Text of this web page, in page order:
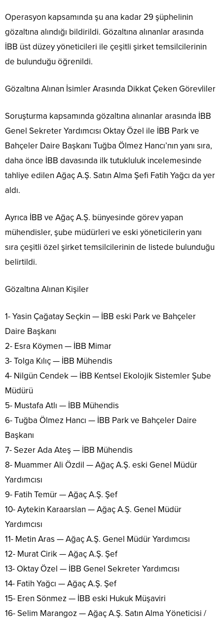
Operasyon kapsamında şu ana kadar 29 şüphelinin
gözaltına alındığı bildirildi. Gözaltına alınanlar arasında
İBB üst düzey yöneticileri ile çeşitli şirket temsilcilerinin
de bulunduğu öğrenildi.
Gözaltına Alınan İsimler Arasında Dikkat Çeken Görevliler
Soruşturma kapsamında gözaltına alınanlar arasında İBB
Genel Sekreter Yardımcısı Oktay Özel ile İBB Park ve
Bahçeler Daire Başkanı Tuğba Ölmez Hancı’nın yanı sıra,
daha önce İBB davasında ilk tutukluluk incelemesinde
tahliye edilen Ağaç A.Ş. Satın Alma Şefi Fatih Yağcı da yer
aldı.
Ayrıca İBB ve Ağaç A.Ş. bünyesinde görev yapan
mühendisler, şube müdürleri ve eski yöneticilerin yanı
sıra çeşitli özel şirket temsilcilerinin de listede bulunduğu
belirtildi.
Gözaltına Alınan Kişiler
1- Yasin Çağatay Seçkin — İBB eski Park ve Bahçeler
Daire Başkanı
2- Esra Köymen — İBB Mimar
3- Tolga Kılıç — İBB Mühendis
4- Nilgün Cendek — İBB Kentsel Ekolojik Sistemler Şube
Müdürü
5- Mustafa Atlı — İBB Mühendis
6- Tuğba Ölmez Hancı — İBB Park ve Bahçeler Daire
Başkanı
7- Sezer Ada Ateş — İBB Mühendis
8- Muammer Ali Özdil — Ağaç A.Ş. eski Genel Müdür
Yardımcısı
9- Fatih Temür — Ağaç A.Ş. Şef
10- Aytekin Karaarslan — Ağaç A.Ş. Genel Müdür
Yardımcısı
11- Metin Aras — Ağaç A.Ş. Genel Müdür Yardımcısı
12- Murat Cirik — Ağaç A.Ş. Şef
13- Oktay Özel — İBB Genel Sekreter Yardımcısı
14- Fatih Yağcı — Ağaç A.Ş. Şef
15- Eren Sönmez — İBB eski Hukuk Müşaviri
16- Selim Marangoz — Ağaç A.Ş. Satın Alma Yöneticisi /